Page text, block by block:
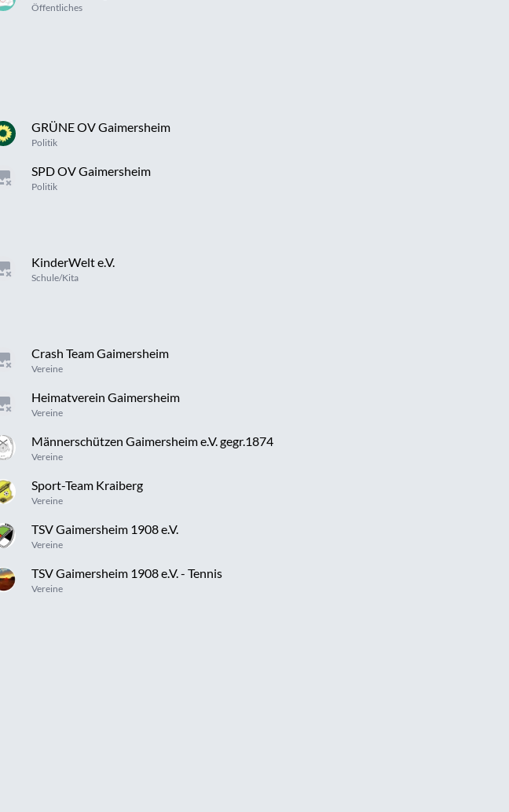
Öffentliches
GRÜNE OV Gaimersheim
Politik
SPD OV Gaimersheim
Politik
KinderWelt e.V.
Schule/Kita
Crash Team Gaimersheim
Vereine
Heimatverein Gaimersheim
Vereine
Männerschützen Gaimersheim e.V. gegr.1874
Vereine
Sport-Team Kraiberg
Vereine
TSV Gaimersheim 1908 e.V.
Vereine
TSV Gaimersheim 1908 e.V. - Tennis
Vereine